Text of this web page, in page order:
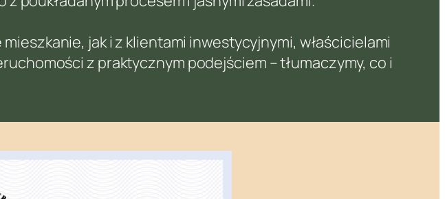
jak i z klientami inwestycyjnymi, właścicielami
z praktycznym podejściem – tłumaczymy, co i